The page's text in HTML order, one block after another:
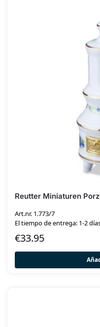
Reutter Miniaturen
Art.nr. 1.773/7
El tiempo de entrega: 1-2
€33.95